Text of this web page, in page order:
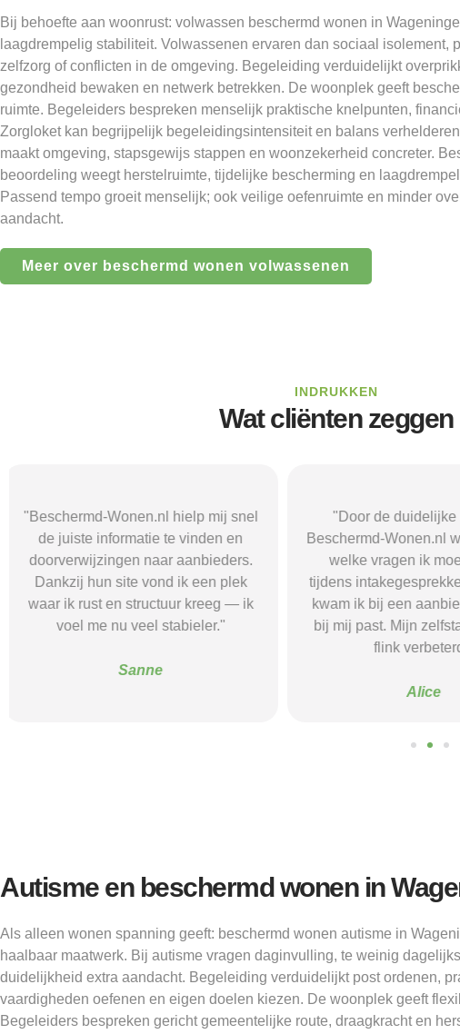
Bij behoefte aan woonrust: volwassen beschermd wonen in
laagdrempelig stabiliteit. Volwassenen ervaren dan sociaal isolement,
zelfzorg of conflicten in de omgeving. Begeleiding verduidelijkt
gezondheid bewaken en netwerk betrekken. De woonplek geeft
ruimte. Begeleiders bespreken menselijk praktische knelpunten,
Zorgloket kan begrijpelijk begeleidingsintensiteit en balans
maakt omgeving, stapsgewijs stappen en woonzekerheid concreter.
beoordeling weegt herstelruimte, tijdelijke bescherming en
Passend tempo groeit menselijk; ook veilige oefenruimte en minder
aandacht.
Meer over beschermd wonen volwassenen
INDRUKKEN
Wat cliënten zeggen
"Door de duidelijke uitleg op
Beschermd-Wonen.nl wist ik precies
welke vragen ik moest stellen
tijdens intakegesprekken. Daardoor
kwam ik bij een aanbieder die echt
bij mij past. Mijn zelfstandigheid is
"Ik was onzeker en
termen en opties.
Wonen.nl maakte
leidde me naar
zorgaanbieder. Het
stress bespaard en
goede start
Kevin
Autisme en beschermd wonen in
Als alleen wonen spanning geeft: beschermd wonen autisme in
haalbaar maatwerk. Bij autisme vragen daginvulling, te weinig
duidelijkheid extra aandacht. Begeleiding verduidelijkt post ordenen,
vaardigheden oefenen en eigen doelen kiezen. De woonplek geeft
Begeleiders bespreken gericht gemeentelijke route, draagkracht en